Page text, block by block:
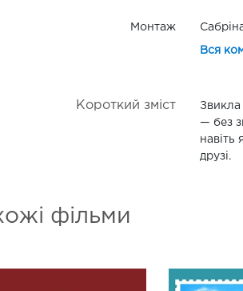
Монтаж
Вся
Короткий зміст
Звикла
— без
навіть
друзі.
фільми